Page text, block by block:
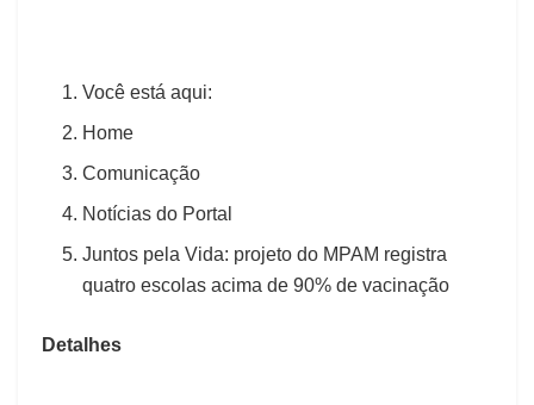
Você está aqui:
Home
Comunicação
Notícias do Portal
Juntos pela Vida: projeto do MPAM registra
quatro escolas acima de 90% de vacinação
Detalhes